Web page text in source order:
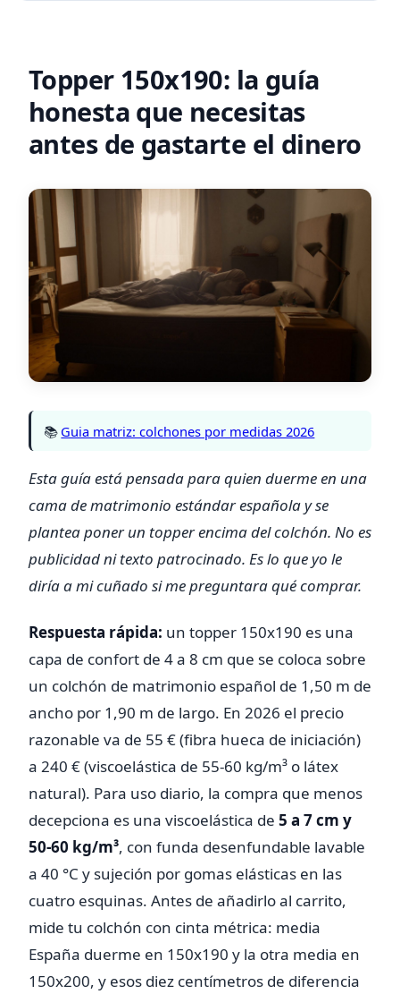
Topper 150x190: la guía
honesta que necesitas
antes de gastarte el dinero
📚 Guia matriz: colchones por medidas 2026
Esta guía está pensada para quien duerme en una
cama de matrimonio estándar española y se
plantea poner un topper encima del colchón. No es
publicidad ni texto patrocinado. Es lo que yo le
diría a mi cuñado si me preguntara qué comprar.
Respuesta rápida: un topper 150x190 es una
capa de confort de 4 a 8 cm que se coloca sobre
un colchón de matrimonio español de 1,50 m de
ancho por 1,90 m de largo. En 2026 el precio
razonable va de 55 € (fibra hueca de iniciación)
a 240 € (viscoelástica de 55-60 kg/m³ o látex
natural). Para uso diario, la compra que menos
decepciona es una viscoelástica de 5 a 7 cm y
50-60 kg/m³, con funda desenfundable lavable
a 40 °C y sujeción por gomas elásticas en las
cuatro esquinas. Antes de añadirlo al carrito,
mide tu colchón con cinta métrica: media
España duerme en 150x190 y la otra media en
150x200, y esos diez centímetros de diferencia